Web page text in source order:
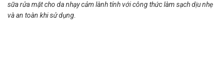
sữa rửa mặt cho da nhạy cảm lành tính với công thức làm sạch dịu nhẹ
và an toàn khi sử dụng.